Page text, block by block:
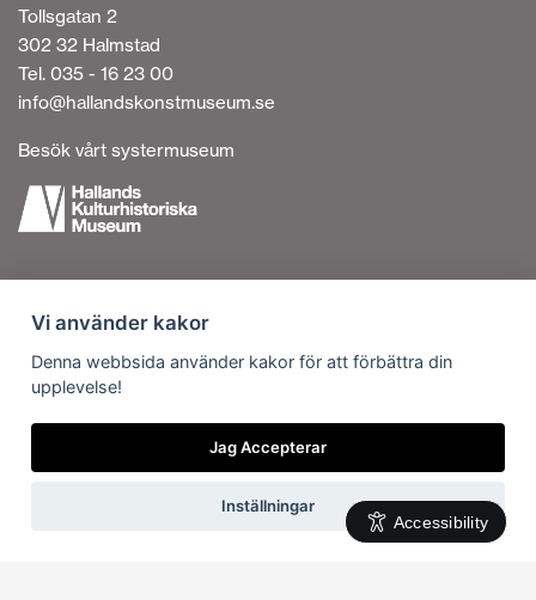
Tollsgatan 2
302 32 Halmstad
Tel. 035 - 16 23 00
info@hallandskonstmuseum.se
Besök vårt systermuseum
Personuppgiftshantering
Om cookies
Kontakta oss
Vi är en del av
Accessibility
Vi använder kakor
Denna webbsida använder kakor för att förbättra din
upplevelse!
Jag Accepterar
Inställningar